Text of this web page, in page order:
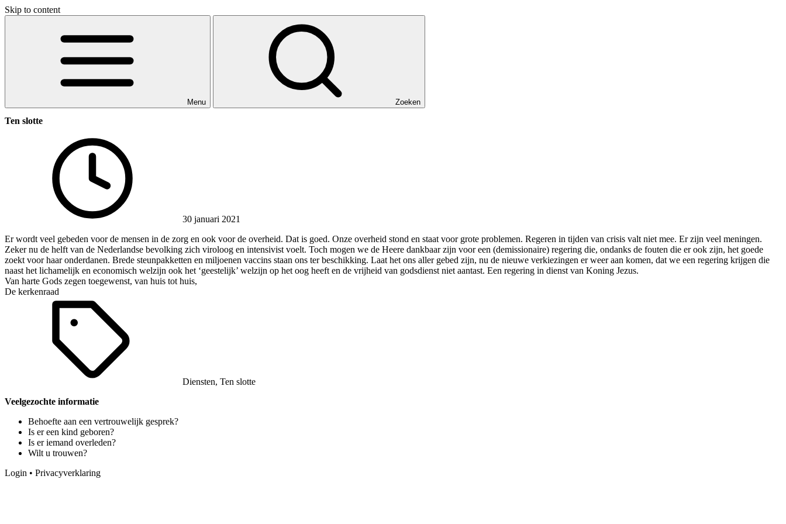
Skip to content
Menu Zoeken
Ten slotte
30 januari 2021
Er wordt veel gebeden voor de mensen in de zorg en ook voor de overheid. Dat is goed. Onze overheid stond en staat voor grote problemen. Regeren in tijden van crisis valt niet mee. Er zijn veel meningen.
Zeker nu de helft van de Nederlandse bevolking zich viroloog en intensivist voelt. Toch mogen we de Heere dankbaar zijn voor een (demissionaire) regering die, ondanks de fouten die er ook zijn, het goede
zoekt voor haar onderdanen. Brede steunpakketten en miljoenen vaccins staan ons ter beschikking. Laat het ons aller gebed zijn, nu de nieuwe verkiezingen er weer aan komen, dat we een regering krijgen die
naast het lichamelijk en economisch welzijn ook het ‘geestelijk’ welzijn op het oog heeft en de vrijheid van godsdienst niet aantast. Een regering in dienst van Koning Jezus.
Van harte Gods zegen toegewenst, van huis tot huis,
De kerkenraad
Diensten, Ten slotte
Veelgezochte informatie
Behoefte aan een vertrouwelijk gesprek?
Is er een kind geboren?
Is er iemand overleden?
Wilt u trouwen?
Login • Privacyverklaring